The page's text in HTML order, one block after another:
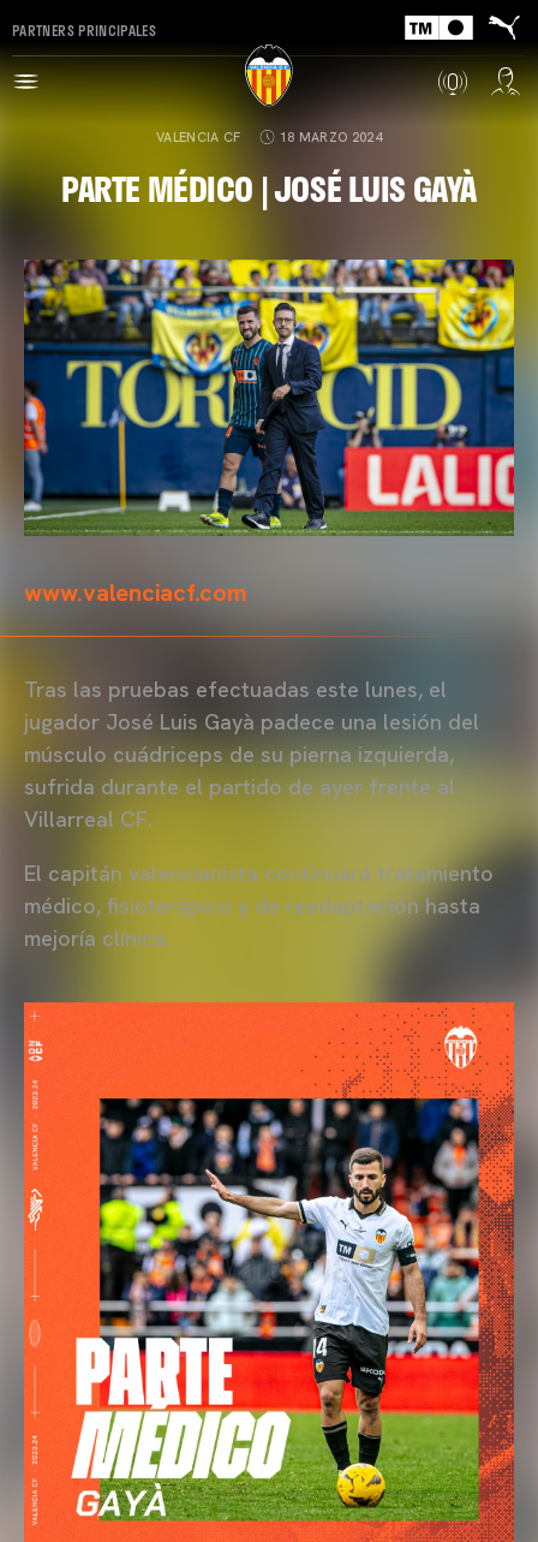
PARTNERS PRINCIPALES
VALENCIA CF 18 MARZO 2024
PARTE MÉDICO | JOSÉ LUIS GAYÀ
www.valenciacf.com
Tras las pruebas efectuadas este lunes, el
jugador José Luis Gayà padece una lesión del
músculo cuádriceps de su pierna izquierda,
sufrida durante el partido de ayer frente al
Villarreal CF.
El capitán valencianista continuará tratamiento
médico, fisioterápico y de readaptación hasta
mejoría clínica.